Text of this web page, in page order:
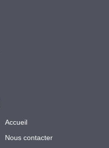
Accueil
Nous contacter